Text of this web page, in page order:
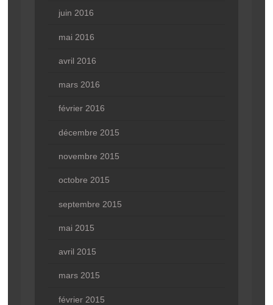
juin 2016
mai 2016
avril 2016
mars 2016
février 2016
décembre 2015
novembre 2015
octobre 2015
septembre 2015
mai 2015
avril 2015
mars 2015
février 2015